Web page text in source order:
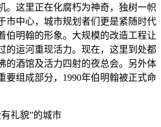
。这里正在化腐朽为神奇，独树一帜
市中心，城市规划者们更是紧随时代
伯明翰的形象。大规模的改造工程让
的运河重现活力。现在，这里到处都
的酒馆及活力四射的夜总会。另外体
要组成部分，1990年伯明翰被正式命
礼貌”的城市